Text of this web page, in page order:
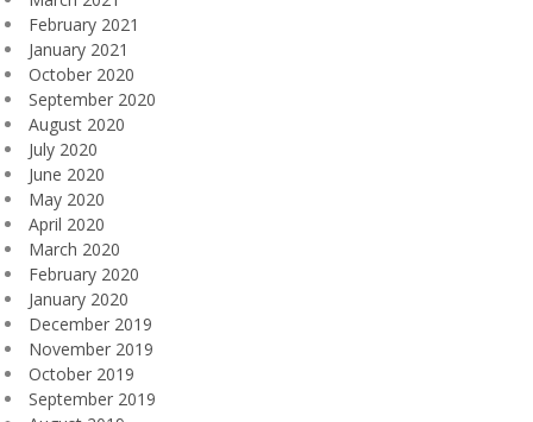
February 2021
January 2021
October 2020
September 2020
August 2020
July 2020
June 2020
May 2020
April 2020
March 2020
February 2020
January 2020
December 2019
November 2019
October 2019
September 2019